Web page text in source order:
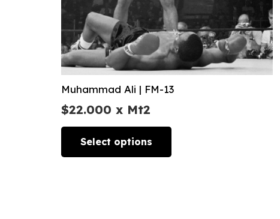
Muhammad Ali | FM-13
$22.000 x Mt2
Select options